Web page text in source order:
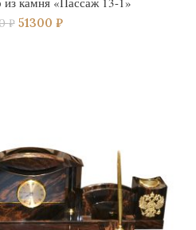
₽ 51300 ₽